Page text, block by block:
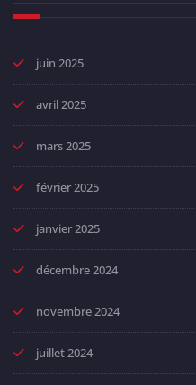
juin 2025
avril 2025
mars 2025
février 2025
janvier 2025
décembre 2024
novembre 2024
juillet 2024